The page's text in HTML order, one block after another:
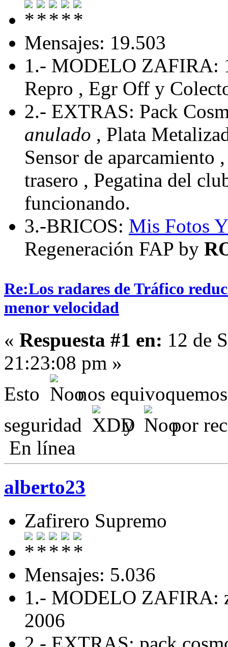
Mensajes: 19.503
1.- MODELO ZAFIRA:
Repro , Egr Off y
2.- EXTRAS: Pack
anulado , Plata
Sensor de
trasero , Pegatina del
funcionando.
3.-BRICOS: Mis Fotos
Regeneración FAP by
Re:Los radares de Tráfico
menor velocidad
« Respuesta #1 en: 12 de
21:23:08 pm »
Esto
nos
seguridad
y
por
En línea
alberto23
Zafirero Supremo
Mensajes: 5.036
1.- MODELO ZAFIRA:
2006